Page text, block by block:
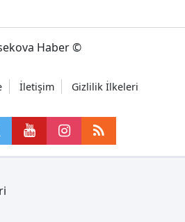
Haber ©
İletişim Gizlilik İlkeleri